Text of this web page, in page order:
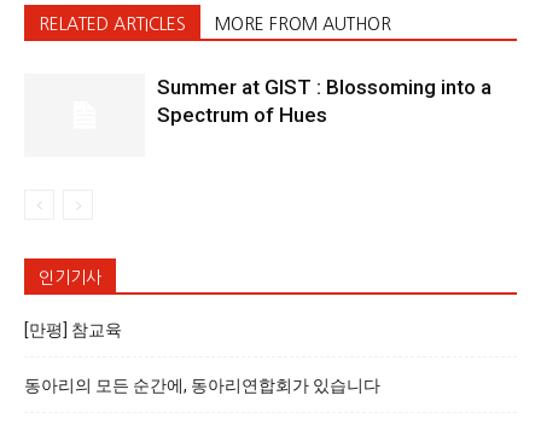
RELATED ARTICLES MORE FROM AUTHOR
Summer at GIST : Blossoming into a
Spectrum of Hues
인기기사
[만평] 참교육
동아리의 모든 순간에, 동아리연합회가 있습니다